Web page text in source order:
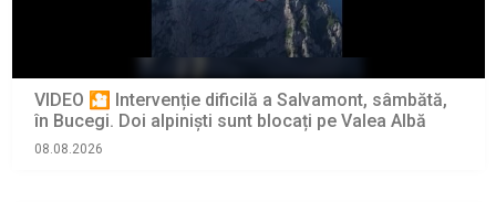
VIDEO 🎦 Intervenție dificilă a Salvamont, sâmbătă,
în Bucegi. Doi alpiniști sunt blocați pe Valea Albă
08.08.2026